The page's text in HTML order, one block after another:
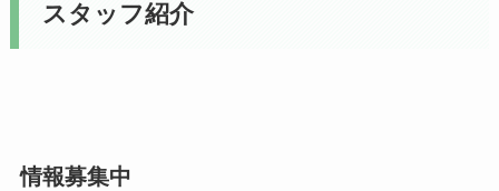
スタッフ紹介
情報募集中